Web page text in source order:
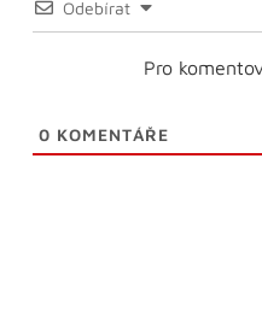
Odebírat
Pro
0 KOMENTÁŘE